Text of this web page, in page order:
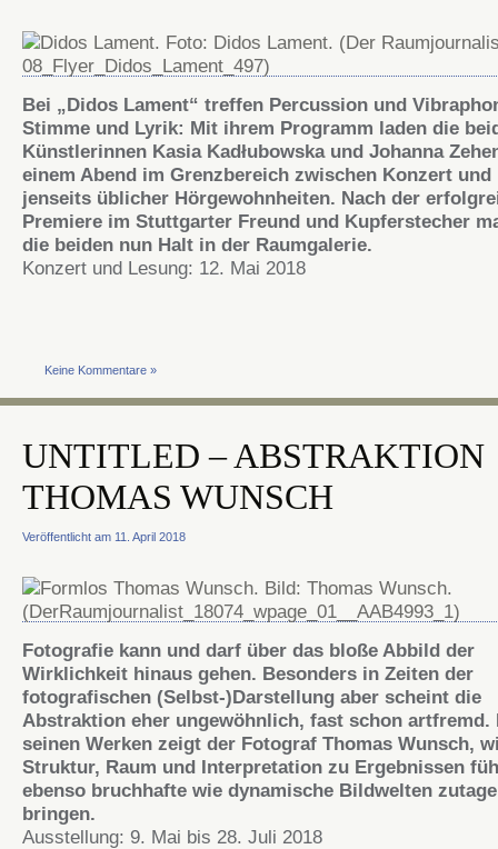
Bei „Didos Lament“ treffen Percussion und
Stimme und Lyrik: Mit ihrem Programm laden die
Künstlerinnen Kasia Kadłubowska und Johanna
einem Abend im Grenzbereich zwischen Konzert und
jenseits üblicher Hörgewohnheiten. Nach der
Premiere im Stuttgarter Freund und Kupferstecher
die beiden nun Halt in der Raumgalerie.
Konzert und Lesung: 12. Mai 2018
Keine Kommentare »
UNTITLED – ABSTRAKTION
THOMAS WUNSCH
Veröffentlicht am 11. April 2018
Fotografie kann und darf über das bloße Abbild der
Wirklichkeit hinaus gehen. Besonders in Zeiten der
fotografischen (Selbst-)Darstellung aber scheint die
Abstraktion eher ungewöhnlich, fast schon artfremd.
seinen Werken zeigt der Fotograf Thomas Wunsch,
Struktur, Raum und Interpretation zu Ergebnissen
ebenso bruchhafte wie dynamische Bildwelten zutage
bringen.
Ausstellung: 9. Mai bis 28. Juli 2018